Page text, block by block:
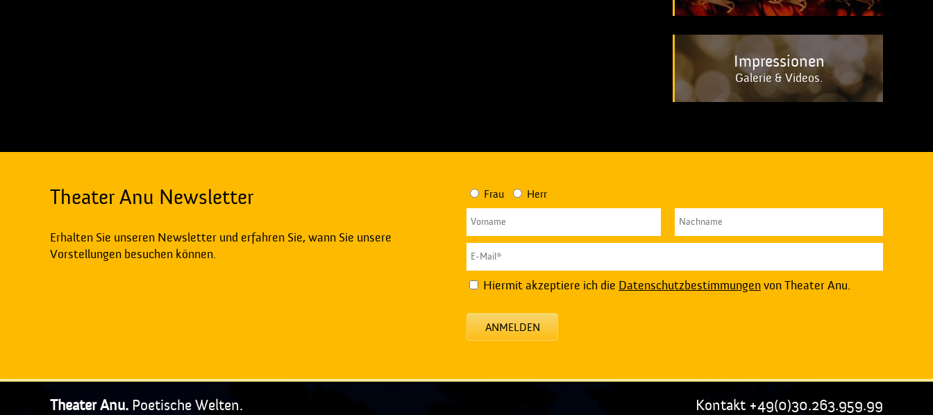
Impressionen
Galerie & Videos.
Theater Anu Newsletter
Erhalten Sie unseren Newsletter und erfahren Sie, wann Sie unsere
Vorstellungen besuchen können.
Frau Herr
Hiermit akzeptiere ich die Datenschutzbestimmungenvon Theater Anu.
ANMELDEN
Theater Anu. Poetische Welten. Kontakt +49(0)30.263.959.99